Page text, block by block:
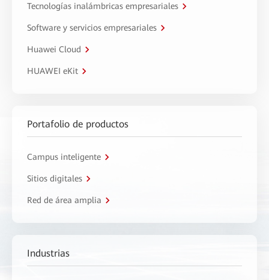
Tecnologías inalámbricas empresariales
Software y servicios empresariales
Huawei Cloud
HUAWEI eKit
Portafolio de productos
Campus inteligente
Sitios digitales
Red de área amplia
Industrias